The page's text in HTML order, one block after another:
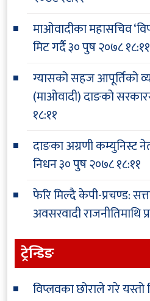
माओवादीका महासचिव
मिट गर्दै३० पुष २०७८ १८:११
ग्यासको सहज आपूर्तिको
(माओवादी) दाङको
१८:११
दाङका अग्रणी कम्युनिस्ट
निधन३० पुष २०७८ १८:११
फेरि मिल्दै केपी-प्रचण्ड:
अवसरवादी राजनीतिमाथि
ट्रेन्डिङ
विप्लवका छोराले गरे यस्तो